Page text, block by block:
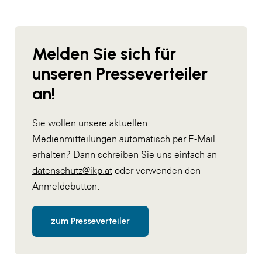
Melden Sie sich für
unseren Presseverteiler
an!
Sie wollen unsere aktuellen
Medienmitteilungen automatisch per E-Mail
erhalten? Dann schreiben Sie uns einfach an
datenschutz@ikp.at oder verwenden den
Anmeldebutton.
zum Presseverteiler